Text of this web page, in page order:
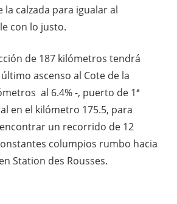
la calzada para igualar al
con lo justo.
de 187 kilómetros tendrá
ascenso al Cote de la
al 6.4% -, puerto de 1ª
en el kilómetro 175.5, para
un recorrido de 12
columpios rumbo hacia
Station des Rousses.